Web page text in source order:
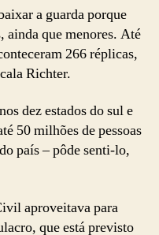
a guarda porque
ainda que menores. Até
266 réplicas,
Richter.
dez estados do sul e
50 milhões de pessoas
país – pôde senti-lo,
aproveitava para
que está previsto